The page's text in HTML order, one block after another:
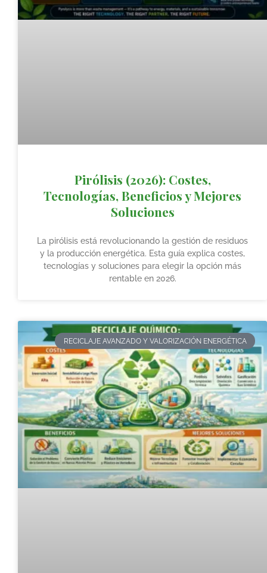
Pirólisis (2026): Costes,
Tecnologías, Beneficios y Mejores
Soluciones
La pirólisis está revolucionando la gestión de residuos
y la producción energética. Esta guía explica costes,
tecnologías y soluciones para elegir la opción más
rentable en 2026.
RECICLAJE AVANZADO Y VALORIZACIÓN ENERGÉTICA